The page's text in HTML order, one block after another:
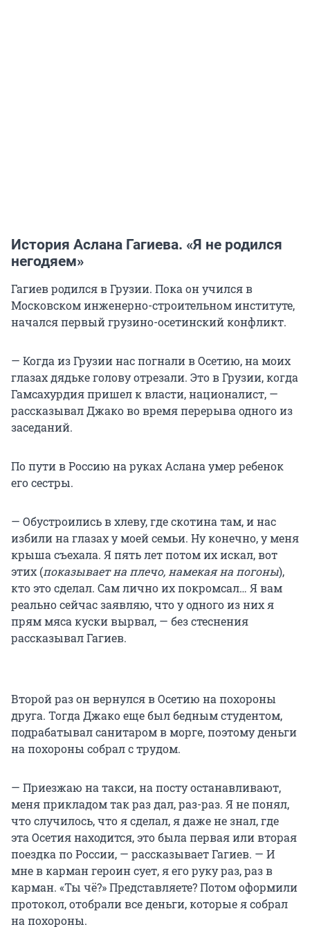
История Аслана Гагиева. «Я не родился
негодяем»
Гагиев родился в Грузии. Пока он учился в
Московском инженерно-строительном институте,
начался первый грузино-осетинский конфликт.
— Когда из Грузии нас погнали в Осетию, на моих
глазах дядьке голову отрезали. Это в Грузии, когда
Гамсахурдия пришел к власти, националист, —
рассказывал Джако во время перерыва одного из
заседаний.
По пути в Россию на руках Аслана умер ребенок
его сестры.
— Обустроились в хлеву, где скотина там, и нас
избили на глазах у моей семьи. Ну конечно, у меня
крыша съехала. Я пять лет потом их искал, вот
этих (показывает на плечо, намекая на погоны),
кто это сделал. Сам лично их покромсал… Я вам
реально сейчас заявляю, что у одного из них я
прям мяса куски вырвал, — без стеснения
рассказывал Гагиев.
Второй раз он вернулся в Осетию на похороны
друга. Тогда Джако еще был бедным студентом,
подрабатывал санитаром в морге, поэтому деньги
на похороны собрал с трудом.
— Приезжаю на такси, на посту останавливают,
меня прикладом так раз дал, раз-раз. Я не понял,
что случилось, что я сделал, я даже не знал, где
эта Осетия находится, это была первая или вторая
поездка по России, — рассказывает Гагиев. — И
мне в карман героин сует, я его руку раз, раз в
карман. «Ты чё?» Представляете? Потом оформили
протокол, отобрали все деньги, которые я собрал
на похороны.